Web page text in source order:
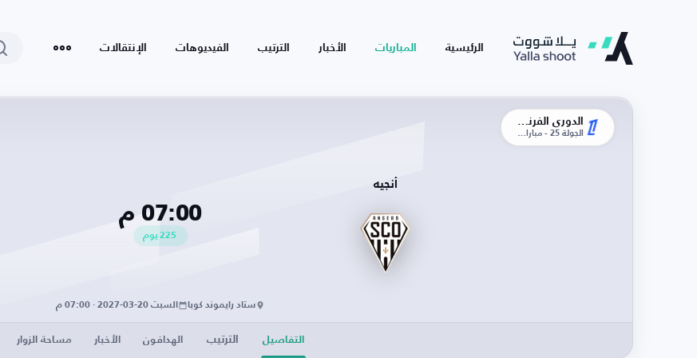
الرئيسية المباريات الأخبار الترتيب الفيديوهات الإنتقالات
الجولة 25 - مباراة الإياب
أنجيه
07:00 م
225 يوم
ستاد رايموند كوبا السبت 20-03-2027 · 07:00 م
التفاصيل الترتيب الهدافون الأخبار مساحة الزوار